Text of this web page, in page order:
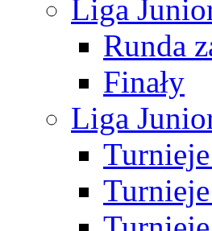
Liga
Runda
Finały
Liga